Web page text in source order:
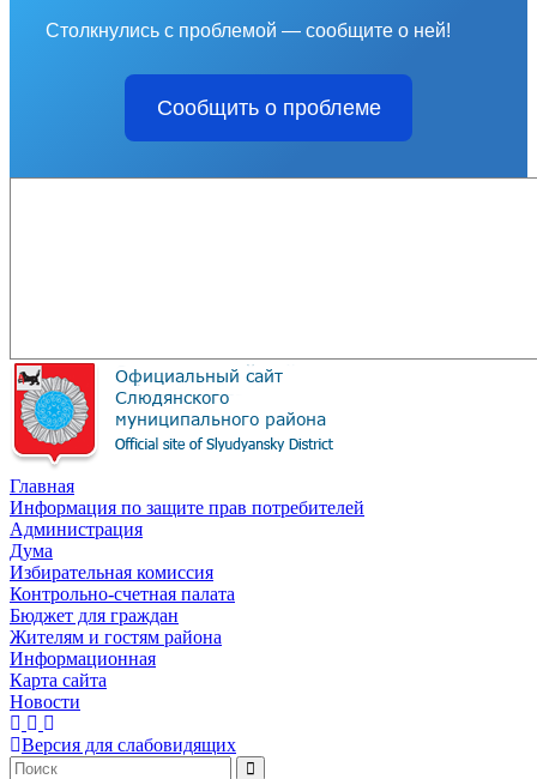
Столкнулись с проблемой — сообщите о ней!
Сообщить о проблеме
Главная
Информация по защите прав потребителей
Администрация
Дума
Избирательная комиссия
Контрольно-счетная палата
Бюджет для граждан
Жителям и гостям района
Информационная
Карта сайта
Новости
Версия для слабовидящих